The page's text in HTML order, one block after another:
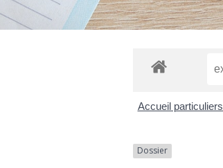
Accueil particuliers
Dossier